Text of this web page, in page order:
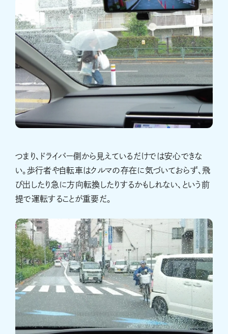
つまり、ドライバー側から見えているだけでは安心できな
い。歩行者や自転車はクルマの存在に気づいておらず、飛
び出したり急に方向転換したりするかもしれない、という前
提で運転することが重要だ。